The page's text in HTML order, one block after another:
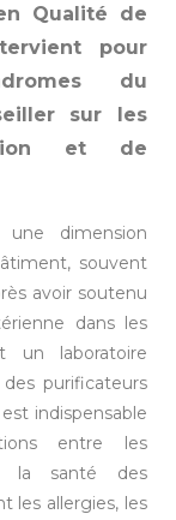
Qualité de
pour
du
sur les
et de
dimension
souvent
avoir soutenu
dans les
un laboratoire
purificateurs
indispensable
entre les
la santé des
les allergies, les